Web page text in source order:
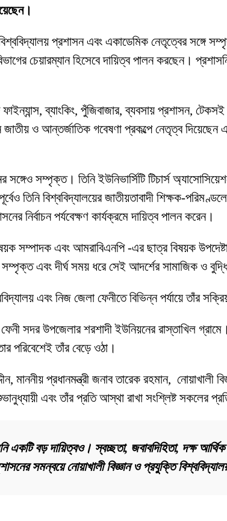
প্রশাসন এবং একাডেমিক নেতৃত্বের সঙ্গে
চেয়ারম্যান হিসেবে দায়িত্ব পালন করছেন।
ব্যাংকিং, পুঁজিবাজার, ব্যবসায় প্রশাসন,
জাতীয় ও আন্তর্জাতিক গবেষণা প্রকল্পে নেতৃত্ব
সঙ্গেও সম্পৃক্ত। তিনি ইউনিভার্সিটি টিচার্স
তিনি বিশ্ববিদ্যালয়ের জাতীয়তাবাদী শিক্ষক-
নির্বাচন পর্যবেক্ষণ কার্যক্রমে দায়িত্ব পালন করেন।
সম্পাদক এবং আমরাবিএনপি -এর ছাত্র বিষয়ক
সম্পৃক্ত এবং দীর্ঘ সময় ধরে সেই আদর্শের সামাজিক ও
এবং নিজ জেলা ফেনীতে বিভিন্ন পর্যায়ে তাঁর
সদর উপজেলার শরশাদী ইউনিয়নের রাস্তাখিল
পরিবেশেই তাঁর বেড়ে ওঠা।
প্রধানমন্ত্রী জনাব তারেক রহমান, নোয়াখালী
এবং তাঁর প্রতি আস্থা রাখা সংশ্লিষ্ট সকলের
বড় দায়িত্বও। স্বচ্ছতা, জবাবদিহিতা, দক্ষ আর্থিক
সমন্বয়ে নোয়াখালী বিজ্ঞান ও প্রযুক্তি